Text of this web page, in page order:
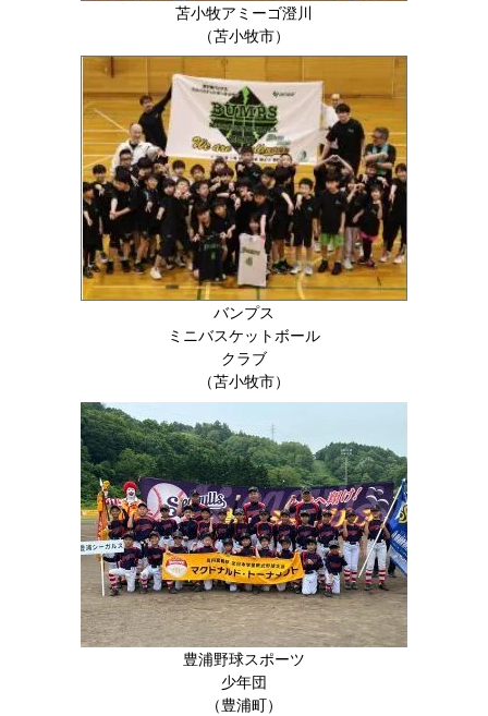
苫小牧アミーゴ澄川
（苫小牧市）
バンプス
ミニバスケットボール
クラブ
（苫小牧市）
豊浦野球スポーツ
少年団
（豊浦町）